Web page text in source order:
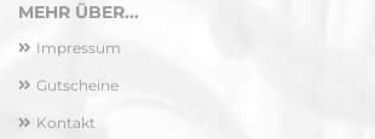
MEHR ÜBER...
Impressum
Gutscheine
Kontakt